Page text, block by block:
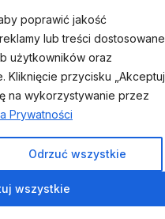
poprawić jakość
lub treści dostosowane
użytkowników oraz
Kliknięcie przycisku „Akceptuj
na wykorzystywanie przez
Prywatności
Odrzuć wszystkie
wszystkie
naziemnych z
biura, dwie